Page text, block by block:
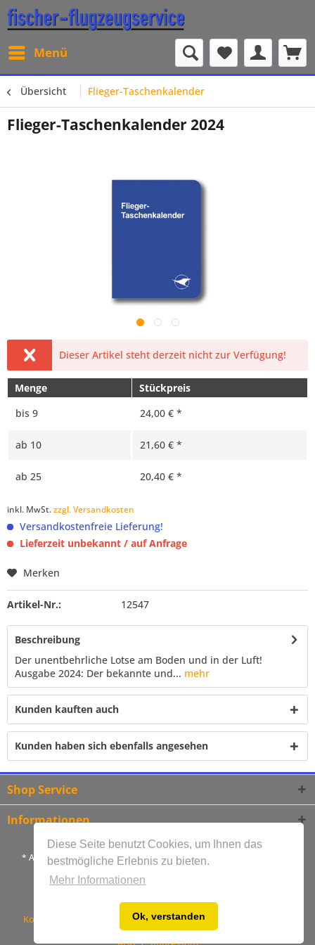
Diese Seite benutzt Cookies, um Ihnen das
bestmögliche Erlebnis zu bieten.
Mehr Informationen
Ok, verstanden
Menü
Übersicht Flieger-Taschenkalender
Flieger-Taschenkalender 2024
Dieser Artikel steht derzeit nicht zur Verfügung!
Menge
Stückpreis
bis 9 24,00 € *
ab 10 21,60 € *
ab 25 20,40 € *
inkl. MwSt.zzgl. Versandkosten
Versandkostenfreie Lieferung!
Lieferzeit unbekannt / auf Anfrage
Merken
Artikel-Nr.: 12547
Beschreibung
Der unentbehrliche Lotse am Boden und in der Luft!
Ausgabe 2024: Der bekannte und... mehr
Kunden kauften auch
Kunden haben sich ebenfalls angesehen
Shop Service
Informationen
* Alle Preise inkl. gesetzl. Mehrwertsteuer und zzgl.
** Lieferzeiten gelten ausschließlich für Versand innerhalb
Kontakt Versandkosten